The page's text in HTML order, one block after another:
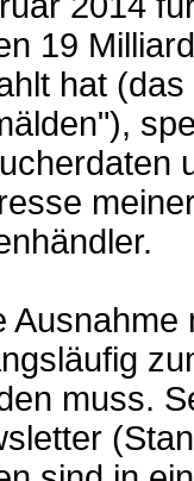
19
hat
muss.